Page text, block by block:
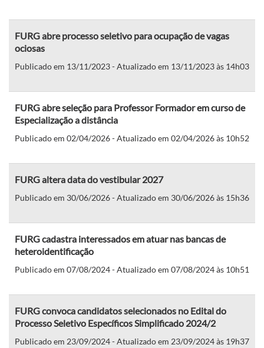
FURG abre processo seletivo para ocupação de vagas
ociosas
Publicado em 13/11/2023 - Atualizado em 13/11/2023 às 14h03
FURG abre seleção para Professor Formador em curso de
Especialização a distância
Publicado em 02/04/2026 - Atualizado em 02/04/2026 às 10h52
FURG altera data do vestibular 2027
Publicado em 30/06/2026 - Atualizado em 30/06/2026 às 15h36
FURG cadastra interessados em atuar nas bancas de
heteroidentificação
Publicado em 07/08/2024 - Atualizado em 07/08/2024 às 10h51
FURG convoca candidatos selecionados no Edital do
Processo Seletivo Específicos Simplificado 2024/2
Publicado em 23/09/2024 - Atualizado em 23/09/2024 às 19h37